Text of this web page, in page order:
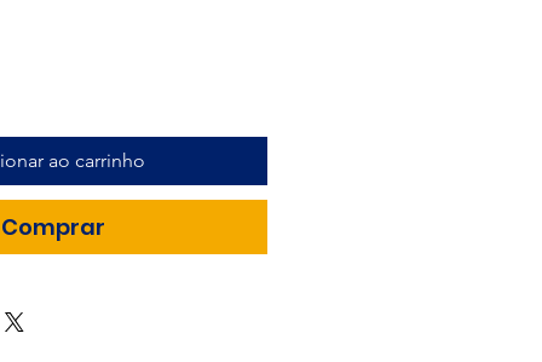
ao carrinho
Comprar